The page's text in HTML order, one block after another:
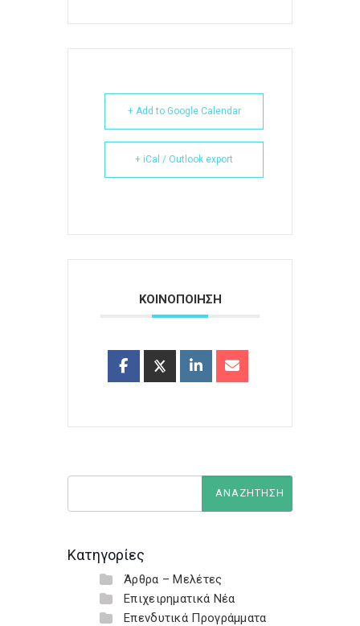
+ Add to Google Calendar
+ iCal / Outlook export
ΚΟΙΝΟΠΟΙΗΣΗ
Κατηγορίες
Άρθρα – Μελέτες
Επιχειρηματικά Νέα
Επενδυτικά Προγράμματα